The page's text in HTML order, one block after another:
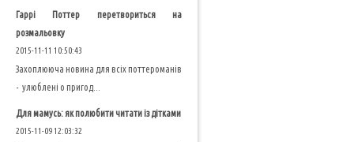
Гаррі Поттер перетвориться на
розмальовку
2015-11-11 10:50:43
Захоплююча новина для всіх поттероманів
- улюблені о пригод...
Для мамусь: як полюбити читати із дітками
2015-11-09 12:03:32